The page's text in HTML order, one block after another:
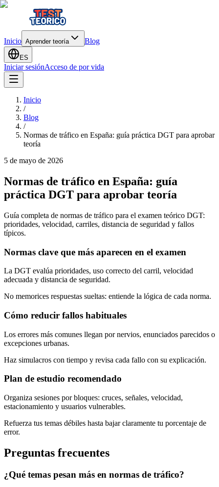
Inicio Aprender teoría Blog
ES
Iniciar sesiónAcceso de por vida
Inicio
/
Blog
/
Normas de tráfico en España: guía práctica DGT para aprobar
teoría
5 de mayo de 2026
Normas de tráfico en España: guía
práctica DGT para aprobar teoría
Guía completa de normas de tráfico para el examen teórico DGT:
prioridades, velocidad, carriles, distancia de seguridad y fallos
típicos.
Normas clave que más aparecen en el examen
La DGT evalúa prioridades, uso correcto del carril, velocidad
adecuada y distancia de seguridad.
No memorices respuestas sueltas: entiende la lógica de cada norma.
Cómo reducir fallos habituales
Los errores más comunes llegan por nervios, enunciados parecidos o
excepciones urbanas.
Haz simulacros con tiempo y revisa cada fallo con su explicación.
Plan de estudio recomendado
Organiza sesiones por bloques: cruces, señales, velocidad,
estacionamiento y usuarios vulnerables.
Refuerza tus temas débiles hasta bajar claramente tu porcentaje de
error.
Preguntas frecuentes
¿Qué temas pesan más en normas de tráfico?